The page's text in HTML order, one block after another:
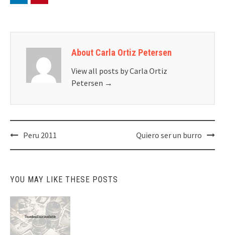
About Carla Ortiz Petersen
View all posts by Carla Ortiz
Petersen →
Post
navigation
Peru 2011 Quiero ser un burro
YOU MAY LIKE THESE POSTS